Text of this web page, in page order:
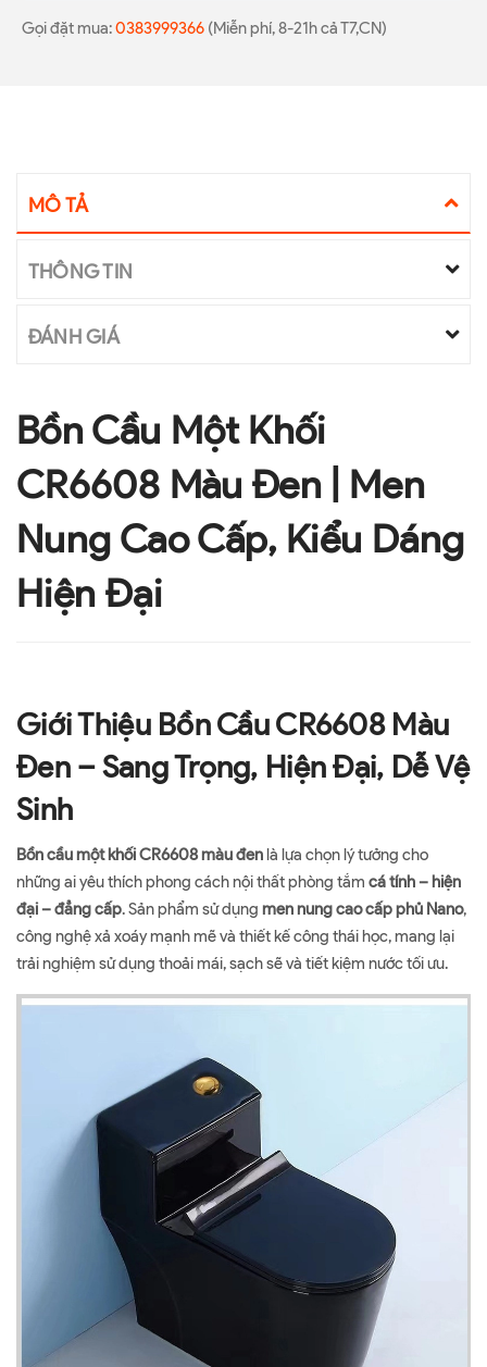
Gọi đặt mua:0383999366 (Miễn phí, 8-21h cả T7,CN)
MÔ TẢ
THÔNG TIN
ĐÁNH GIÁ
Bồn Cầu Một Khối
CR6608 Màu Đen | Men
Nung Cao Cấp, Kiểu Dáng
Hiện Đại
Giới Thiệu Bồn Cầu CR6608 Màu
Đen – Sang Trọng, Hiện Đại, Dễ Vệ
Sinh
Bồn cầu một khối CR6608 màu đenlà lựa chọn lý tưởng cho
những ai yêu thích phong cách nội thất phòng tắm cá tính – hiện
đại – đẳng cấp. Sản phẩm sử dụng men nung cao cấp phủ Nano,
công nghệ xả xoáy mạnh mẽ và thiết kế công thái học, mang lại
trải nghiệm sử dụng thoải mái, sạch sẽ và tiết kiệm nước tối ưu.